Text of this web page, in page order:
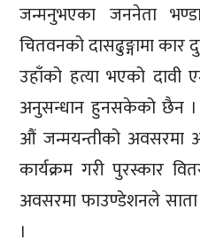
जन्मनुभएका जननेता
चितवनको दासढुङ्गामा कार
उहाँको हत्या भएको
अनुसन्धान हुनसकेको छैन ।
औं जन्मयन्तीको अवसरमा
कार्यक्रम गरी पुरस्कार
अवसरमा फाउण्डेशनले साता
।